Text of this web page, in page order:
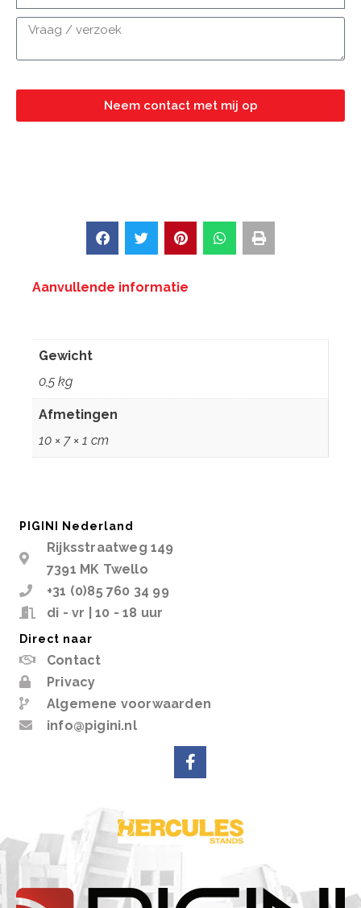
Neem contact met mij op
Aanvullende informatie
Gewicht
0,5 kg
Afmetingen
10 × 7 × 1 cm
PIGINI Nederland
Rijksstraatweg 149
7391 MK Twello
+31 (0)85 760 34 99
di - vr | 10 - 18 uur
Direct naar
Contact
Privacy
Algemene voorwaarden
info@pigini.nl